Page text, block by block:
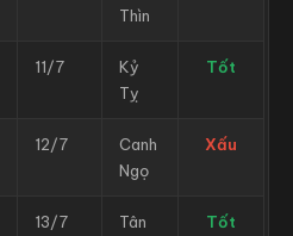
Thìn
11/7
Kỷ
Tỵ
Tốt
12/7
Canh
Ngọ
Xấu
13/7
Tân
Tốt